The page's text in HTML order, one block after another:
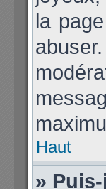
la
Haut
»